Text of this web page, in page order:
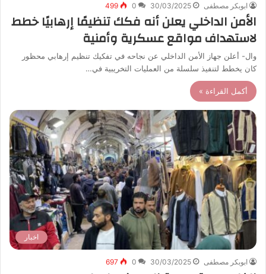
ابوبكر مصطفى 30/03/2025
0
499
الأمن الداخلي يعلن أنه فكك تنظيمًا إرهابيًا خطط
لاستهداف مواقع عسكرية وأمنية
وال- أعلن جهاز الأمن الداخلي عن نجاحه في تفكيك تنظيم إرهابي محظور
كان يخطط لتنفيذ سلسلة من العمليات التخريبية في…
أكمل القراءة »
اخبار
ابوبكر مصطفى 30/03/2025
0
697